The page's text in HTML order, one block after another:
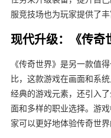
服竞技场也为玩家提供了丰
现代升级：《传奇
《传奇世界》是另一款值
比，这款游戏在画面和系
经典的游戏元素，还引入
面和多样的职业选择。游
家可以更好地体验传奇世界